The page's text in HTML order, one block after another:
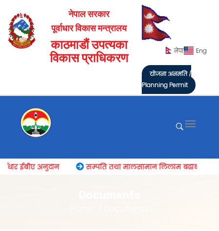
नेपाल सरकार
पूर्वाधार विकास मन्त्रालय
काठमाडौं उपत्यका
विकास प्राधिकरण
नेपा Eng
योजना अनुमति /
Planning Permit
ईबीए अनुदान सम्पति तथा मालसामान लिलाम बढाबढको